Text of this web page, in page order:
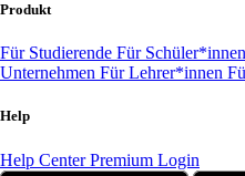
Produkt
Für Studierende Für Schüler*innen
Unternehmen Für Lehrer*innen
Help
Help CenterPremium Login